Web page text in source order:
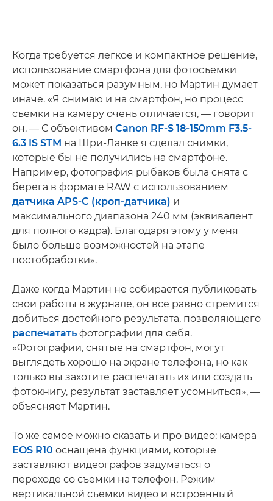
Когда требуется легкое и компактное решение,
использование смартфона для фотосъемки
может показаться разумным, но Мартин думает
иначе. «Я снимаю и на смартфон, но процесс
съемки на камеру очень отличается, — говорит
он. — С объективом Canon RF-S 18-150mm F3.5-
6.3 IS STM на Шри-Ланке я сделал снимки,
которые бы не получились на смартфоне.
Например, фотография рыбаков была снята с
берега в формате RAW с использованием
датчика APS-C (кроп-датчика) и
максимального диапазона 240 мм (эквивалент
для полного кадра). Благодаря этому у меня
было больше возможностей на этапе
постобработки».
Даже когда Мартин не собирается публиковать
свои работы в журнале, он все равно стремится
добиться достойного результата, позволяющего
распечатать фотографии для себя.
«Фотографии, снятые на смартфон, могут
выглядеть хорошо на экране телефона, но как
только вы захотите распечатать их или создать
фотокнигу, результат заставляет усомниться», —
объясняет Мартин.
То же самое можно сказать и про видео: камера
EOS R10 оснащена функциями, которые
заставляют видеографов задуматься о
переходе со съемки на телефон. Режим
вертикальной съемки видео и встроенный